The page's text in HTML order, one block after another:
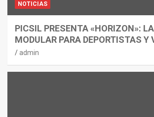
NOTICIAS
PICSIL PRESENTA «HORIZON»:
MODULAR PARA DEPORTISTAS Y
admin